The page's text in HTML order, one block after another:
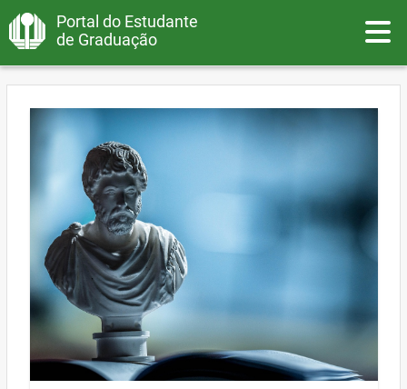
Portal do Estudante
de Graduação